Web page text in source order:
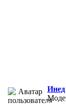
Инед